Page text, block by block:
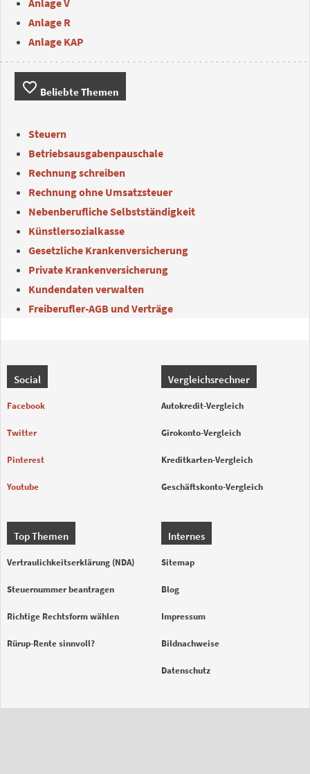
Anlage R
Anlage KAP
favorite_border Beliebte Themen
Steuern
Betriebsausgabenpauschale
Rechnung schreiben
Rechnung ohne Umsatzsteuer
Nebenberufliche Selbstständigkeit
Künstlersozialkasse
Gesetzliche Krankenversicherung
Private Krankenversicherung
Kundendaten verwalten
Freiberufler-AGB und Verträge
Social
Facebook
Twitter
Pinterest
Youtube
Vergleichsrechner
Autokredit-Vergleich
Girokonto-Vergleich
Kreditkarten-Vergleich
Geschäftskonto-Vergleich
Top Themen
Vertraulichkeitserklärung (NDA)
Steuernummer beantragen
Richtige Rechtsform wählen
Rürup-Rente sinnvoll?
Internes
Sitemap
Blog
Impressum
Bildnachweise
Datenschutz